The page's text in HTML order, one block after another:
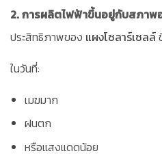
2. การผลิตไฟฟ้าขึ้นอยู่กับสภาพ
ประสิทธิภาพของ แผงโซลาร์เซลล์
ในวันที่:
เมฆมาก
ฝนตก
หรือแสงแดดน้อย